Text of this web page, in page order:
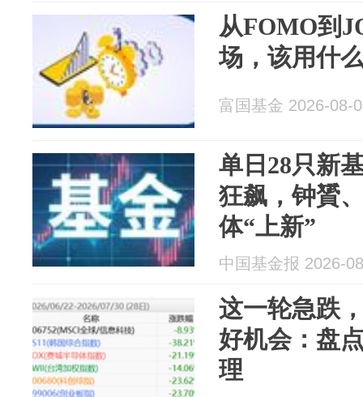
从FOMO到
场，该用什
富国基金 2026-08-
单日28只新
狂飙，钟贇
体“上新”
中国基金报 2026-
这一轮急跌
好机会：盘
理